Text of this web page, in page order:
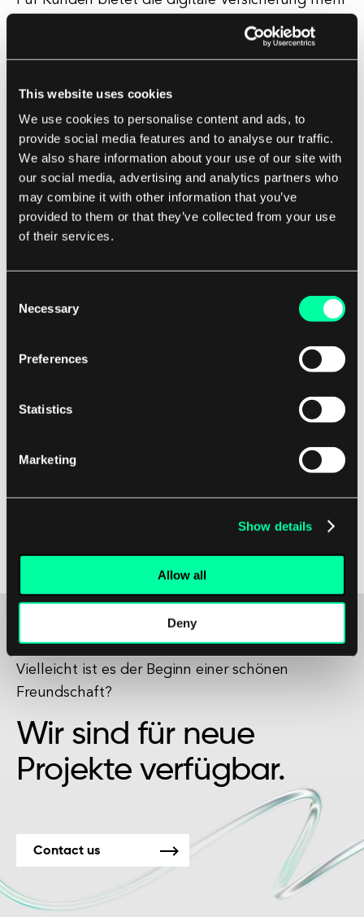
This website uses cookies
We use cookies to personalise content and ads, to
provide social media features and to analyse our traffic.
We also share information about your use of our site with
our social media, advertising and analytics partners who
may combine it with other information that you’ve
provided to them or that they’ve collected from your use
of their services.
Selection
Necessary
Preferences
Statistics
Marketing
Show details
Allow all
Deny
Transparenz, schnellere Schadensbearbeitung
und personalisierte Empfehlungen basierend auf
Verbesserung des Kundenerlebnisses hilft die
digitale Versicherung auch
Versicherungsunternehmen, ihre Abläufe zu
optimieren und Kosten zu senken.
Durch die Automatisierung routinemäßiger
Aufgaben, die Digitalisierung von Papierkram
Versicherer Prozesse rationalisieren, manuelle
Fehler reduzieren und die betriebliche Effizienz
steigern. Insgesamt stellt die digitale
Versicherungsbranche hin zu einem
technologiegestützten Ansatz dar.
Da sich die Technologie weiterhin
weiterentwickelt, wird die digitale Versicherung
eine zunehmend wichtige Rolle bei der
Gestaltung der Zukunft der Versicherung spielen,
Versicherern als auch Kunden Mehrwert bieten.
Vielleicht ist es der Beginn einer schönen
Freundschaft?
Wir sind für neue
Projekte verfügbar.
Contact us